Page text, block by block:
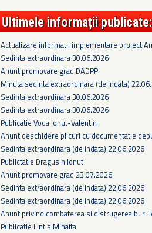
Ultimele informații publicate:
Actualizare informatii implementare proiect
Sedinta extraordinara 30.06.2026
Anunt promovare grad DADPP
Minuta sedinta extraordinara (de indata)
Sedinta extraordinara 30.06.2026
Sedinta extraordinara 30.06.2026
Publicatie Voda Ionut-Valentin
Anunt deschidere plicuri cu documentatie
Sedinta extraordinara (de indata) 22.06.2026
Publictatie Dragusin Ionut
Anunt promovare grad 23.07.2026
Sedinta extraordinara (de indata) 22.06.2026
Sedinta extraordinara (de indata) 22.06.2026
Anunt privind combaterea si distrugerea
Publicatie Lintis Mihaita